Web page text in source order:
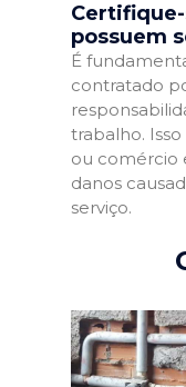
possuem
É
contratado
trabalho.
ou comércio
danos
serviço.